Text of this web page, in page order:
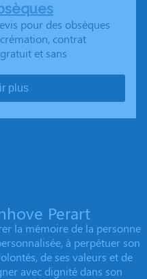
pour des obsèques
contrat
et sans
plus
Perart
la mémoire de la personne
à perpétuer son
de ses valeurs et de
avec dignité dans son